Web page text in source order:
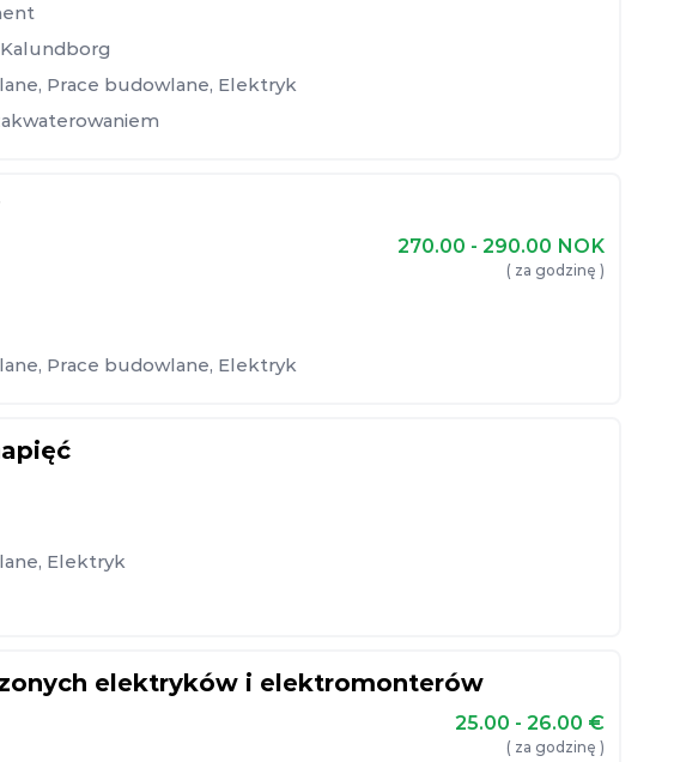
Kalundborg
, Prace budowlane, Elektryk
270.00 - 290.00 NOK
( za godzinę )
, Prace budowlane, Elektryk
, Elektryk
elektryków i elektromonterów
25.00 - 26.00 €
( za godzinę )